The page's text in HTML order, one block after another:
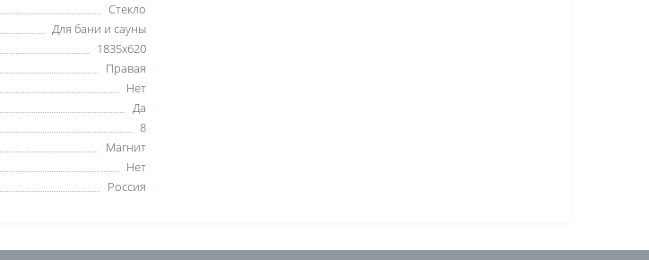
Стекло
Для бани и сауны
1835х620
Правая
Нет
Да
8
Магнит
Нет
Россия